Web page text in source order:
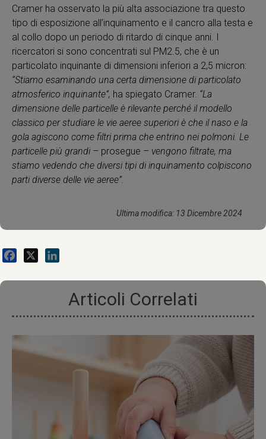
Ultima modifica: 13 Dicembre 2024
Cramer ha osservato la più alta associazione tra questo
tipo di esposizione all’inquinamento e il cancro alla testa e
al collo dopo un periodo di ritardo di cinque anni. I
ricercatori si sono concentrati sul PM2.5, che è un
particolato inquinante di dimensioni inferiori a 2,5 micron:
“Stiamo esaminando una certa dimensione di particolato
atmosferico inquinante”, ha spiegato Cramer. “La
dimensione delle particelle è rilevante perché il modello
classico per studiare le vie aeree superiori è che il naso e la
gola agiscono come filtri prima che entrino nei polmoni. Le
particelle più grandi– prosegue – vengono filtrate, ma
stiamo vedendo che diversi tipi di inquinamento colpiscono
parti diverse delle vie aeree”.
Articoli Correlati